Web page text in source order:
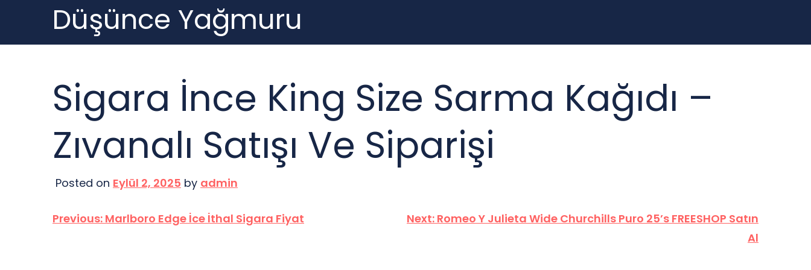
content
Düşünce Yağmuru
Sigara İnce King Size Sarma Kağıdı –
Zıvanalı Satışı Ve Siparişi
Posted on Eylül 2, 2025 by admin
Yazı
Previous: Marlboro Edge İce İthal Sigara Fiyat Next: Romeo Y Julieta Wide Churchills Puro 25’s FREESHOP Satın
Al